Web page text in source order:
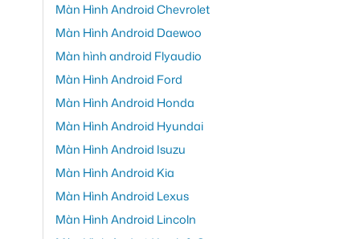
Màn Hình Android Chevrolet
Màn Hình Android Daewoo
Màn hình android Flyaudio
Màn Hình Android Ford
Màn Hình Android Honda
Màn Hình Android Hyundai
Màn Hình Android Isuzu
Màn Hình Android Kia
Màn Hình Android Lexus
Màn Hình Android Lincoln